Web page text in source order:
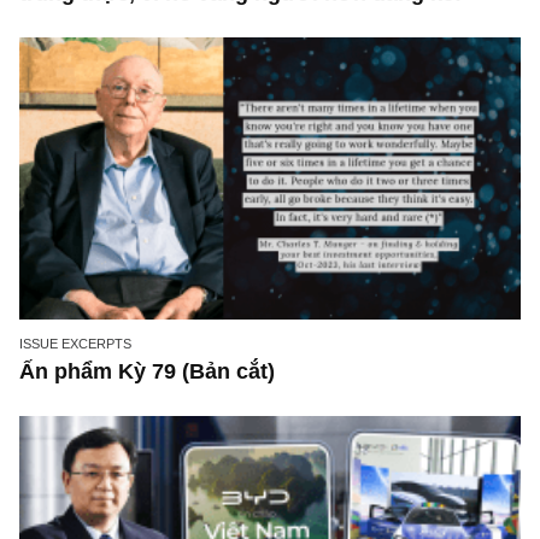
NEWS, TECH & QUOTES
[Châm ngôn sống] tuyệt vời của cố ngài
– “Luôn luôn chọn con đường ngay thẳng và
trung thực, vì nó vắng người hơn đáng kể!”
ISSUE EXCERPTS
Ấn phẩm Kỳ 79 (Bản cắt)